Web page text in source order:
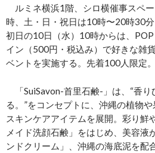
ルミネ横浜1階、シロ横催事スペ
時、土・日・祝日は10時〜20時30
初日の10日（水）10時からは、
イン（500円・税込み）で好きな雑
ベントを実施する。先着100人限定。
「SuiSavon-首里石鹸-」は、“香り
る。”をコンセプトに、沖縄の植物
スキンケアアイテムを展開。彩り鮮
メイド洗顔石鹸」をはじめ、美容液
ンドクリーム」、沖縄の海底泥を配